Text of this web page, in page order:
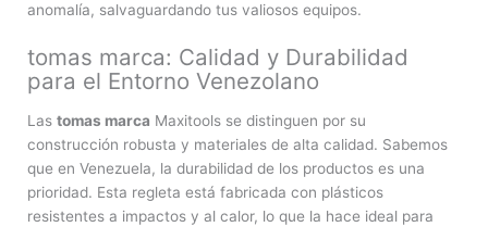
anomalía, salvaguardando tus valiosos equipos.
tomas marca: Calidad y Durabilidad
para el Entorno Venezolano
Las tomas marca Maxitools se distinguen por su
construcción robusta y materiales de alta calidad. Sabemos
que en Venezuela, la durabilidad de los productos es una
prioridad. Esta regleta está fabricada con plásticos
resistentes a impactos y al calor, lo que la hace ideal para